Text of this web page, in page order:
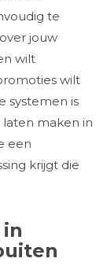
te
jouw
wilt
wilt
systemen is
maken in
een
krijgt die